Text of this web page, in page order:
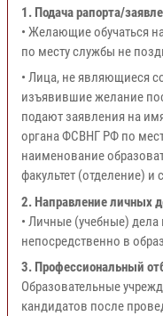
1. Подача рапорта/
• Желающие обучаться
по месту службы не
• Лица, не являющиеся
изъявившие желание
подают заявления на
органа ФСВНГ РФ по
наименование
факультет (отделение) и
2. Направление личных
• Личные (учебные)
непосредственно в
3. Профессиональный
Образовательные
кандидатов после